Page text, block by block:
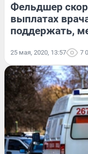
Фельдшер
выплатах
поддержать,
25 мая, 2020, 13:57 7